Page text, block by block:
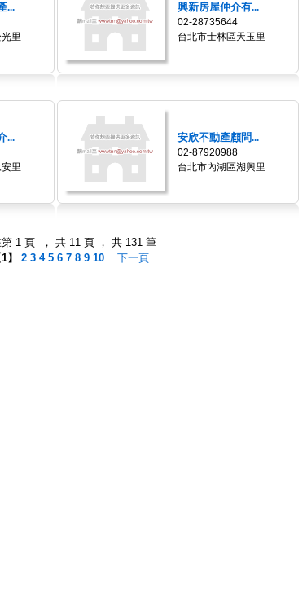
...
里
興新房屋仲介有...
02-28735644
台北市士林區天玉里
...
里
安欣不動產顧問...
02-87920988
台北市內湖區湖興里
第 1 頁 ， 共 11 頁 ， 共 131 筆
1】 2 3 4 5 6 7 8 9 10 下一頁